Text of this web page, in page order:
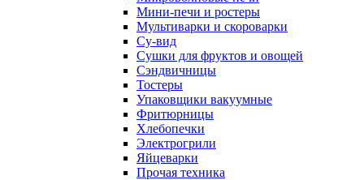
Мини-печи и ростеры
Мультиварки и скороварки
Су-вид
Сушки для фруктов и овощей
Сэндвичницы
Тостеры
Упаковщики вакуумные
Фритюрницы
Хлебопечки
Электрогрили
Яйцеварки
Прочая техника